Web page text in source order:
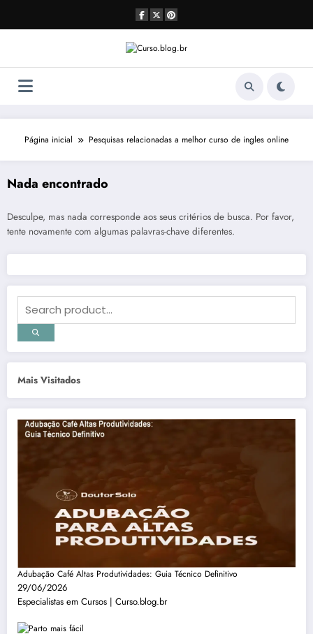
o
Página inicial Pesquisas relacionadas a melhor curso de ingles online
Nada encontrado
Desculpe, mas nada corresponde aos seus critérios de busca. Por favor,
tente novamente com algumas palavras-chave diferentes.
Mais Visitados
Adubação Café Altas Produtividades: Guia Técnico Definitivo
29/06/2026
Especialistas em Cursos | Curso.blog.br